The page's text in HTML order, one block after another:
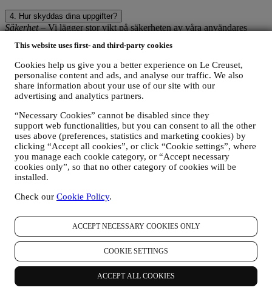
This website uses first- and third-party cookies
Cookies help us give you a better experience on Le Creuset,
personalise content and ads, and analyse our traffic. We also
share information about your use of our site with our
advertising and analytics partners.
“Necessary Cookies” cannot be disabled since they
support web functionalities, but you can consent to all the other
uses above (preferences, statistics and marketing cookies) by
clicking “Accept all cookies”, or click “Cookie settings”, where
you manage each cookie category, or “Accept necessary
cookies only”, so that no other category of cookies will be
installed.
Check our Cookie Policy.
ACCEPT NECESSARY COOKIES ONLY
COOKIE SETTINGS
ACCEPT ALL COOKIES
4. Hur skyddas dina uppgifter?
Säkerhet– Vi lägger stor vikt på säkerheten av våra användares
säkerställa att dina uppgifter bevaras säkert, endast används för de
ändamål som beskrivits i detta integritetsmeddelande (och inte i
andra syften) och att du kan få tillgång till eller korrigera dem på
begäran. Vi vidtar organisatoriska, tekniska och administrativa
säkerhetsåtgärder för att lättare kunna skydda mot risken att dina
personuppgifter förloras, missbrukas eller ändras. Visserligen kan vi
inte garantera att ingen av dessa händelser någonsin kommer att
inträffa, men vi gör vårt bästa för att förebygga dem.
Var– I syfte att erbjuda de tjänster som beskrivits ovan kan det
hända att dina uppgifter bearbetas eller lagras både inom och utanför
ditt bosättningsland samt både inom och utanför Europeiska
ekonomiska samarbetsområdet (EES). Med tanke på Le Creuset-
verksamhetens globala omfattning kan det hända att vissa filialer och
affärspartner, som agerar i egenskap av personuppgiftsbearbetare
(processors) och som är etablerade i ett annat land än ditt
personuppgifter. I varje fall får dina personuppgifter överföras endast
till de länder utanför EES som enligt europeiska institutioner
erbjuder tillräckligt skydd (såsom Schweiz där Le Creuset Group
AG har sitt huvudkontor) eller annars under särskilda avtalsfästa
bestämmelser för att säkerställa att europeiska regler och standarder
med avseende på personuppgiftsskydd iakttas (vi använder oss
exempelvis av de så kallade standardklausuler som Europeiska